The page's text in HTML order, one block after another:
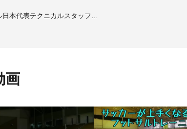
本代表テクニカルスタッフ
サルチームＳＤ（総監督）
、イタリアセリエＡでプレーをするまでになった経験を、
画